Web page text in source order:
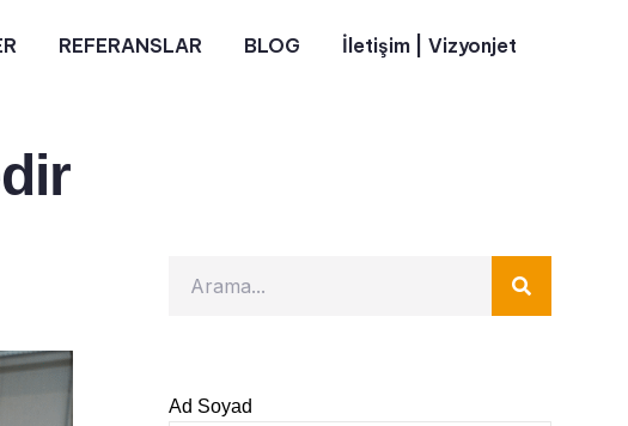
REFERANSLAR BLOG İletişim | Vizyonjet
Ad Soyad